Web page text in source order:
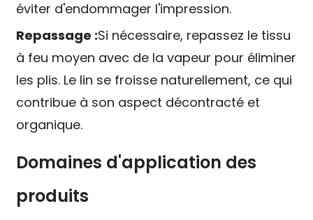
éviter d'endommager l'impression.
Repassage :Si nécessaire, repassez le tissu
à feu moyen avec de la vapeur pour éliminer
les plis. Le lin se froisse naturellement, ce qui
contribue à son aspect décontracté et
organique.
Domaines d'application des
produits